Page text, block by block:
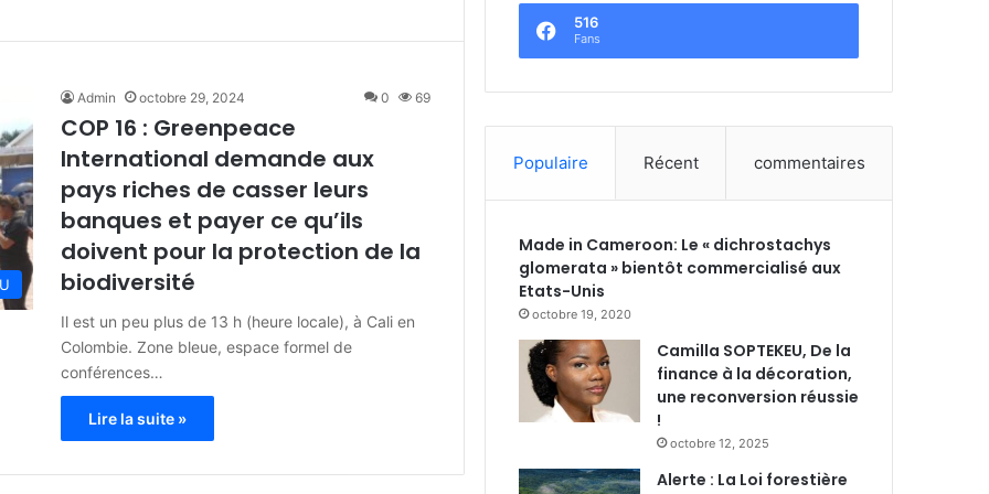
Admin octobre 29, 2024 0 69
COP 16 : Greenpeace
International demande aux
pays riches de casser leurs
banques et payer ce qu’ils
doivent pour la protection de la
biodiversité
Il est un peu plus de 13 h (heure locale), à Cali en
Colombie. Zone bleue, espace formel de
conférences…
Lire la suite »
516
Fans
Populaire Récent commentaires
Made in Cameroon: Le « dichrostachys
glomerata » bientôt commercialisé aux
Etats-Unis
octobre 19, 2020
Camilla SOPTEKEU, De la
finance à la décoration,
une reconversion réussie
!
octobre 12, 2025
Alerte : La Loi forestière